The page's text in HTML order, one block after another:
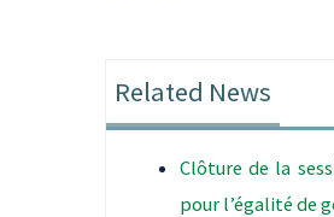
Related News
Clôture de la
pour l’égalité de